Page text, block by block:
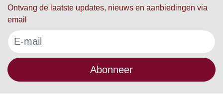
Ontvang de laatste updates, nieuws en aanbiedingen via
email
Abonneer